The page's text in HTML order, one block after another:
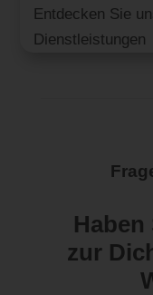
Entdecken Sie
Dienstleistungen
Haben
zur